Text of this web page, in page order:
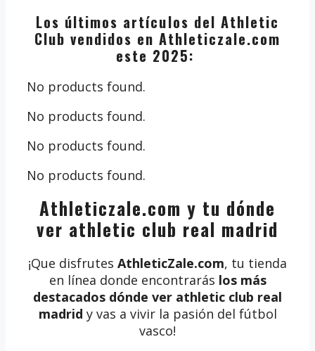
Los últimos artículos del Athletic
Club vendidos en Athleticzale.com
este 2025:
No products found.
No products found.
No products found.
No products found.
Athleticzale.com y tu dónde
ver athletic club real madrid
¡Que disfrutes AthleticZale.com, tu tienda
en línea donde encontrarás los más
destacados dónde ver athletic club real
madrid y vas a vivir la pasión del fútbol
vasco!